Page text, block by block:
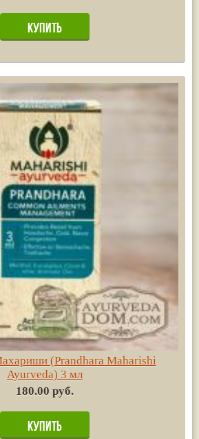
(Prandhara Maharishi
Ayurvedа) 3 мл
180.00 руб.